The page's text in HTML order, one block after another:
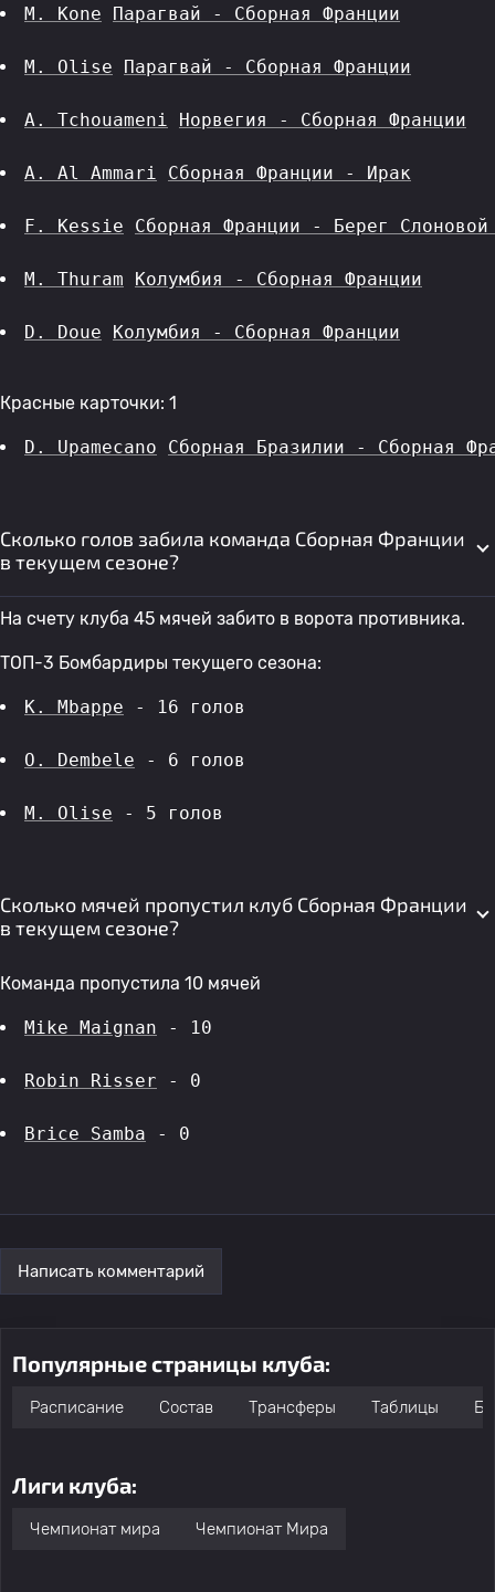
M. Kone Парагвай - Сборная Франции
M. Olise Парагвай - Сборная Франции
A. Tchouameni Норвегия - Сборная Франции
A. Al Ammari Сборная Франции - Ирак
F. Kessie Сборная Франции - Берег Слоновой
M. Thuram Колумбия - Сборная Франции
D. Doue Колумбия - Сборная Франции
Красные карточки: 1
D. Upamecano Сборная Бразилии - Сборная
Сколько голов забила команда Сборная Франции
в текущем сезоне?
На счету клуба 45 мячей забито в ворота противника.
ТОП-3 Бомбардиры текущего сезона:
K. Mbappe - 16 голов
O. Dembele - 6 голов
M. Olise - 5 голов
Сколько мячей пропустил клуб Сборная Франции
в текущем сезоне?
Команда пропустила 10 мячей
Mike Maignan - 10
Robin Risser - 0
Brice Samba - 0
Написать комментарий
Популярные страницы клуба:
Расписание Состав Трансферы Таблицы
Лиги клуба:
Чемпионат мира Чемпионат Мира